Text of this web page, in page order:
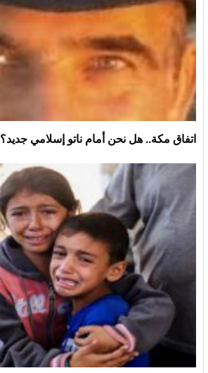
اتفاق مكة.. هل نحن أمام ناتو إسلامي جديد؟